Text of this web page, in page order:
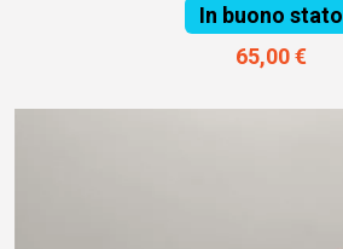
In buono stato
65,00 €